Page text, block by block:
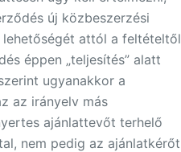
új közbeszerzési
lehetőségét attól a feltételtől
éppen „teljesítés” alatt
ugyanakkor a
az irányelv más
ajánlattevőt terhelő
nem pedig az ajánlatkérőt